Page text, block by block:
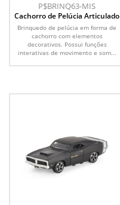
P$BRINQ63-MIS
Cachorro de Pelúcia Articulado
Brinquedo de pelúcia em forma de
cachorro com elementos
decorativos. Possui funções
interativas de movimento e som...